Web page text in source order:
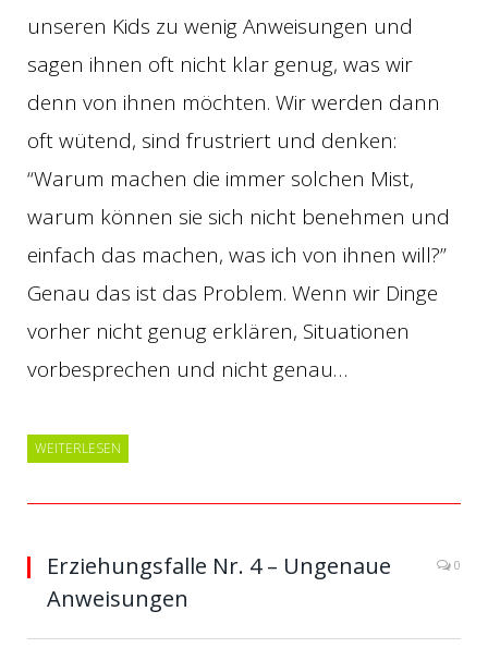
unseren Kids zu wenig Anweisungen und
sagen ihnen oft nicht klar genug, was wir
denn von ihnen möchten. Wir werden dann
oft wütend, sind frustriert und denken:
“Warum machen die immer solchen Mist,
warum können sie sich nicht benehmen und
einfach das machen, was ich von ihnen will?”
Genau das ist das Problem. Wenn wir Dinge
vorher nicht genug erklären, Situationen
vorbesprechen und nicht genau…
WEITERLESEN
Erziehungsfalle Nr. 4 – Ungenaue
Anweisungen
0